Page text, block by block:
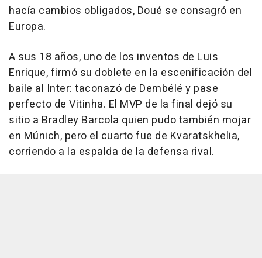
hacía cambios obligados, Doué se consagró en
Europa.
A sus 18 años, uno de los inventos de Luis
Enrique, firmó su doblete en la escenificación del
baile al Inter: taconazó de Dembélé y pase
perfecto de Vitinha. El MVP de la final dejó su
sitio a Bradley Barcola quien pudo también mojar
en Múnich, pero el cuarto fue de Kvaratskhelia,
corriendo a la espalda de la defensa rival.